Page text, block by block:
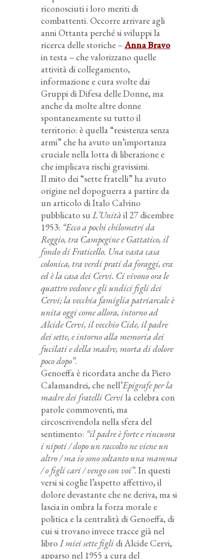
riconosciuti i loro meriti di
combattenti. Occorre arrivare agli
anni Ottanta perché si sviluppi la
ricerca delle storiche –Anna Bravo
in testa – che valorizzano quelle
attività di collegamento,
informazione e cura svolte dai
Gruppi di Difesa delle Donne, ma
anche da molte altre donne
spontaneamente su tutto il
territorio: è quella “resistenza senza
armi” che ha avuto un’importanza
cruciale nella lotta di liberazione e
che implicava rischi gravissimi.
Il mito dei “sette fratelli” ha avuto
origine nel dopoguerra a partire da
un articolo di Italo Calvino
pubblicato su L’Unitàil27 dicembre
1953: “Ecco a pochi chilometri da
Reggio, tra Campegine e Gattatico, il
fondo di Fraticello. Una vasta casa
colonica, tra verdi prati da foraggi, era
ed è la casa dei Cervi. Ci vivono ora le
quattro vedove e gli undici figli dei
Cervi; la vecchia famiglia patriarcale è
unita oggi come allora, intorno ad
Alcide Cervi, il vecchio Cide, il padre
dei sette, e intorno alla memoria dei
fucilati e della madre, morta di dolore
poco dopo”.
Genoeffa è ricordata anche da Piero
Calamandrei, che nell’Epigrafe per la
madre dei fratelli Cervi la celebra con
parole commoventi, ma
circoscrivendola nella sfera del
sentimento: “il padre è forte e rincuora
i nipoti / dopo un raccolto ne viene un
altro / ma io sono soltanto una mamma
/ o figli cari / vengo con voi”. In questi
versi si coglie l’aspetto affettivo, il
dolore devastante che ne deriva, ma si
lascia in ombra la forza morale e
politica e la centralità di Genoeffa, di
cui si trovano invece tracce già nel
libro I miei sette figli di Alcide Cervi,
apparso nel 1955 a cura del